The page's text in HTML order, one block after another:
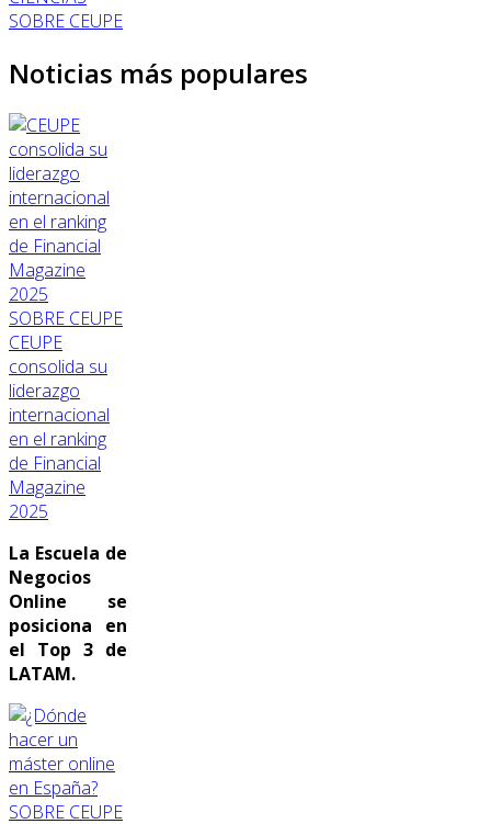
SOBRE CEUPE
Noticias más populares
SOBRE CEUPE
CEUPE
consolida su
liderazgo
internacional
en el ranking
de Financial
Magazine
2025
La Escuela de
Negocios
Online se
posiciona en
el Top 3 de
LATAM.
SOBRE CEUPE